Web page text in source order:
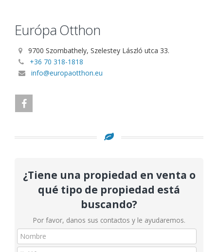
Európa Otthon
9700 Szombathely, Szelestey László utca 33.
+36 70 318-1818
info@europaotthon.eu
¿Tiene una propiedad en venta o
qué tipo de propiedad está
buscando?
Por favor, danos sus contactos y le ayudaremos.